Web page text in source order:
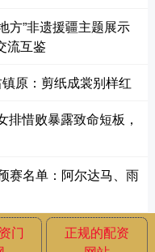
方”非遗援疆主题展示
流互鉴
原：剪纸成裳别样红
排惜败暴露致命短板，
赛名单：阿尔达马、雨
门
正规的配资